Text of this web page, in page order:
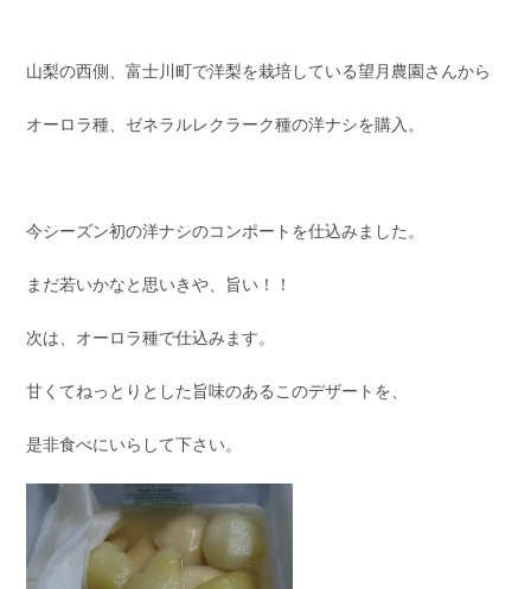
山梨の西側、富士川町で洋梨を栽培している望月農園さんから
オーロラ種、ゼネラルレクラーク種の洋ナシを購入。
今シーズン初の洋ナシのコンポートを仕込みました。
まだ若いかなと思いきや、旨い！！
次は、オーロラ種で仕込みます。
甘くてねっとりとした旨味のあるこのデザートを、
是非食べにいらして下さい。